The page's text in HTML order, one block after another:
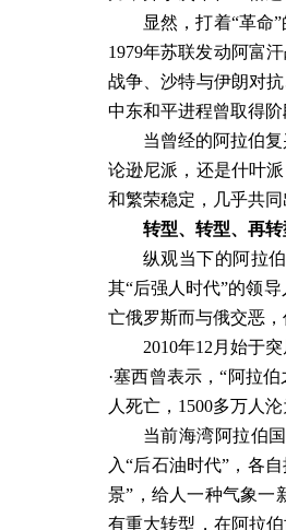
显然，打着“革命
1979年苏联发动阿富
战争、沙特与伊朗对
中东和平进程曾取得
当曾经的阿拉伯
论逊尼派，还是什叶
和繁荣稳定，几乎共同
转型、转型、再转
纵观当下的阿拉
其“后强人时代”的领
亡俄罗斯而与俄交恶
2010年12 月始于
·塞西曾表示，“阿拉
人死亡， 1500多万人沦
当前海湾阿拉伯
入“后石油时代”，各
景”，给人一种气象一
有重大转型，在阿拉